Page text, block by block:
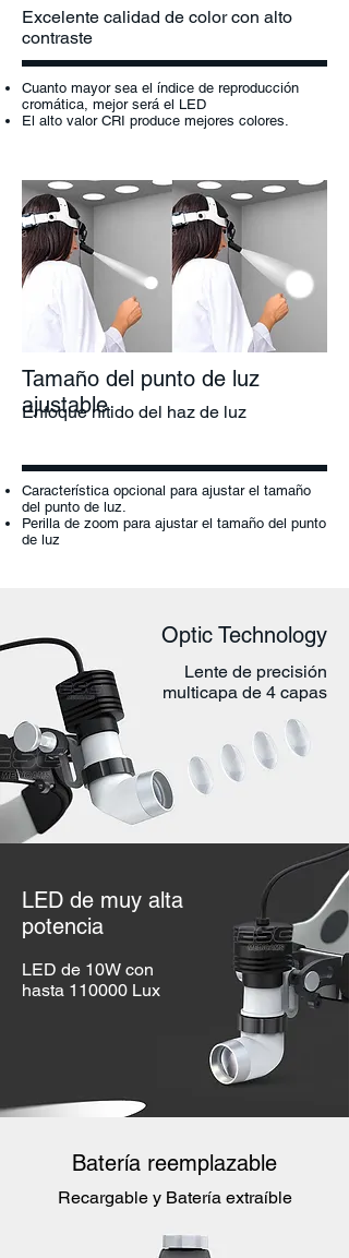
Excelente calidad de color con alto
contraste
Cuanto mayor sea el índice de reproducción
cromática, mejor será el LED
El alto valor CRI produce mejores colores.
Tamaño del punto de luz
ajustable
Característica opcional para ajustar el tamaño
del punto de luz.
Perilla de zoom para ajustar el tamaño del punto
de luz
Enfoque nítido del haz de luz
Optic Technology
Lente de precisión
multicapa de 4 capas
LED de muy alta
potencia
LED de 10W con
hasta 110000 Lux
Batería reemplazable
Recargable y Batería extraíble